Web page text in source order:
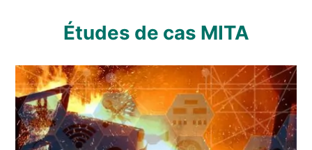
Études de cas MITA